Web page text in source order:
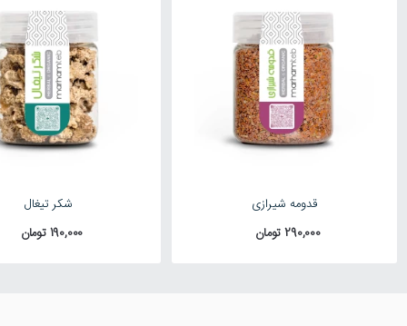
قدومه شیرازی
290,000 تومان
شکر تیغال
190,000 تومان